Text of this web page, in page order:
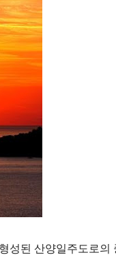
성된 산양일주도로